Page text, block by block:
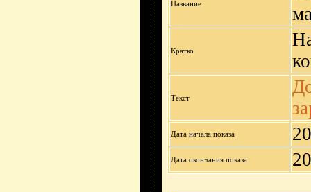
Название
Кратко
Текст
Дата начала показа
Дата окончания показа